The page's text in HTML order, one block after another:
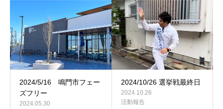
2024/5/16 鳴門市フェー
ズフリー
2024.05.30
2024/10/26 選挙戦最終日
2024.10.26
活動報告